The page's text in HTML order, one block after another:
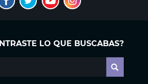
LO QUE BUSCABAS?